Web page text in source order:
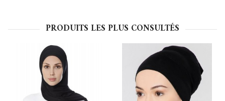
PRODUITS LES PLUS CONSULTÉS